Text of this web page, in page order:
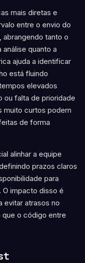
mais diretas e
entre o envio do
abrangendo tanto o
quanto a
ajuda a identificar
está fluindo
elevados
ou falta de prioridade
muito curtos podem
de forma
alinhar a equipe
prazos claros
para
O impacto disso é
evitar atrasos no
o código entre